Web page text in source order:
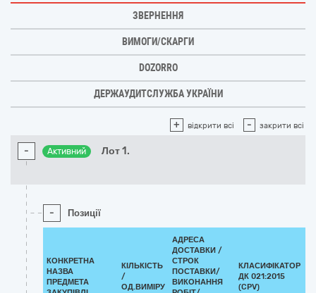
ЗВЕРНЕННЯ
ВИМОГИ/СКАРГИ
DOZORRO
ДЕРЖАУДИТСЛУЖБА УКРАЇНИ
+ відкрити всі - закрити всі
- Активний Лот 1.
- Позиції
КОНКРЕТНА
НАЗВА
ПРЕДМЕТА
КІЛЬКІСТЬ
/
ОД.ВИМІРУ
АДРЕСА
ДОСТАВКИ /
СТРОК
ПОСТАВКИ/
ВИКОНАННЯ
КЛАСИФІКАТОР
ДК 021:2015
(CPV)